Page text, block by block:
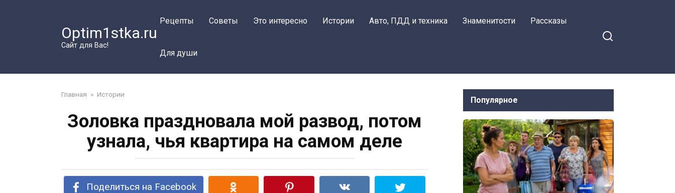
Optim1stka.ru
Сайт для Вас!
Рецепты Советы Это интересно Истории Авто, ПДД и техника Знаменитости Рассказы
Для души
Главная » Истории
Золовка праздновала мой развод, потом
узнала, чья квартира на самом деле
Поделиться на Facebook
Популярное